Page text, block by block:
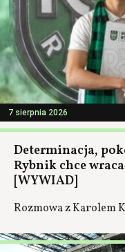
7 sierpnia 2026
Determinacja,
Rybnik chce
[WYWIAD]
Rozmowa z Karolem